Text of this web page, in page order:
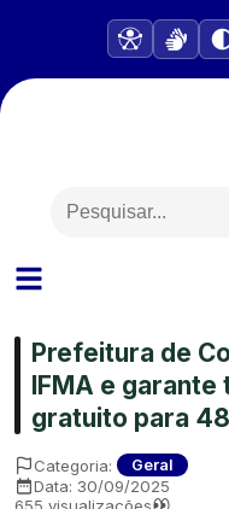
Prefeitura de
IFMA e
gratuito para
Categoria: Geral
Data: 30/09/2025